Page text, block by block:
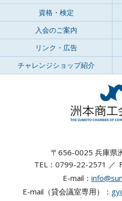
資格・検定
入会のご案内
リンク・広告
チャレンジショップ紹介
〒656-0025 兵庫県
TEL：0799-22-2571
E-mail：
E-mail（貸会議室専用）：